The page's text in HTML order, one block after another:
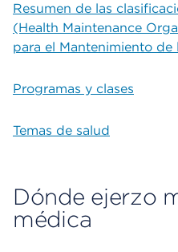
Resumen de las
(Health Maintenance
para el Mantenimiento
Programas y clases
Temas de salud
Dónde ejerzo
médica